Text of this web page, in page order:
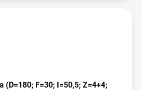
(D=180; F=30; I=50,5; Z=4+4;